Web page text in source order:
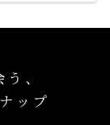
、
ップ